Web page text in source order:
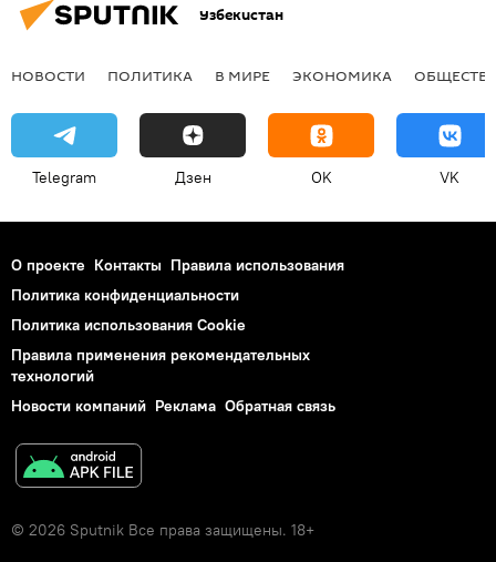
Узбекистан
НОВОСТИ ПОЛИТИКА В МИРЕ ЭКОНОМИКА
Telegram Дзен OK VK
О проекте Контакты Правила использования
Политика конфиденциальности
Политика использования Cookie
Правила применения рекомендательных
технологий
Новости компаний Реклама Обратная связь
© 2026 Sputnik Все права защищены. 18+